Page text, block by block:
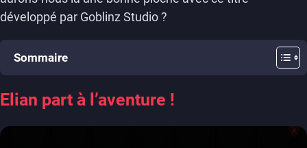
développé par Goblinz Studio ?
Sommaire
Elian part à l’aventure !